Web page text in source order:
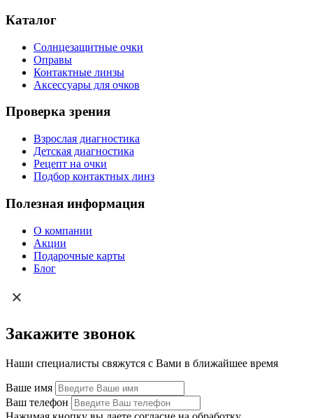
Каталог
Солнцезащитные очки
Оправы
Контактные линзы
Аксессуары для очков
Проверка зрения
Взрослая диагностика
Детская диагностика
Рецепт на очки
Подбор контактных линз
Полезная информация
О компании
Акции
Подарочные карты
Блог
Закажите звонок
Наши специалисты свяжутся с Вами в ближайшее время
Ваше имя
Ваш телефон